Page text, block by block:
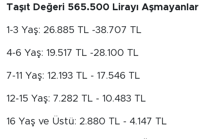
Taşıt Değeri 565.500 Lirayı Aşmayanlar
1-3 Yaş: 26.885 TL -38.707 TL
4-6 Yaş: 19.517 TL -28.100 TL
7-11 Yaş: 12.193 TL - 17.546 TL
12-15 Yaş: 7.282 TL - 10.483 TL
16 Yaş ve Üstü: 2.880 TL - 4.147 TL